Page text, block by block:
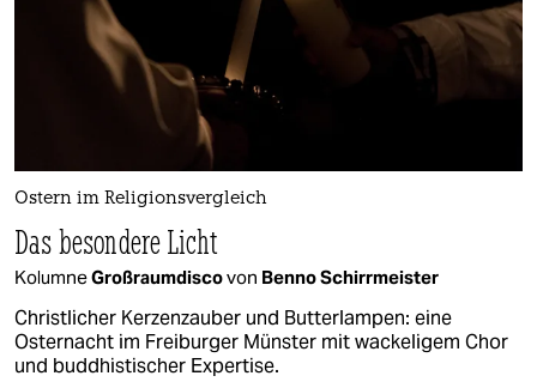
Ostern im Religionsvergleich
Das besondere Licht
KolumneGroßraumdiscovon Benno Schirrmeister
Christlicher Kerzenzauber und Butterlampen: eine
Osternacht im Freiburger Münster mit wackeligem Chor
und buddhistischer Expertise.